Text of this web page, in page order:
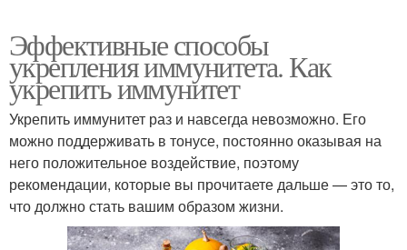
Эффективные способы
укрепления иммунитета. Как
укрепить иммунитет
Укрепить иммунитет раз и навсегда невозможно. Его
можно поддерживать в тонусе, постоянно оказывая на
него положительное воздействие, поэтому
рекомендации, которые вы прочитаете дальше — это то,
что должно стать вашим образом жизни.